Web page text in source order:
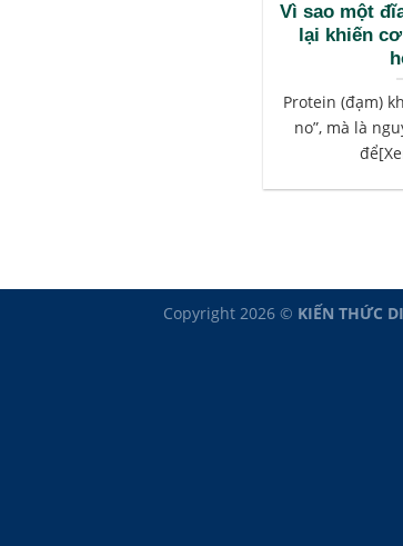
Vì sao một
lại khiến
Protein (đạm)
no”, mà là
Copyright 2026 © KIẾN THỨC